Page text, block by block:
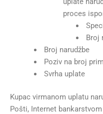
proces
Broj
Broj narudžbe
Poziv na broj
Svrha uplate
Kupac virmanom uplatu
Pošti, Internet